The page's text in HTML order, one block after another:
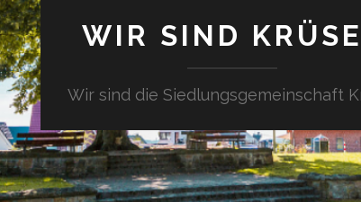
WIR SIND
Wir sind die Siedlungsgemeinschaft